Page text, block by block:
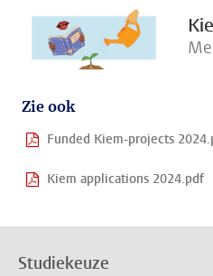
Zie ook
Funded Kiem-projects
Kiem applications 2024.pdf
Studiekeuze